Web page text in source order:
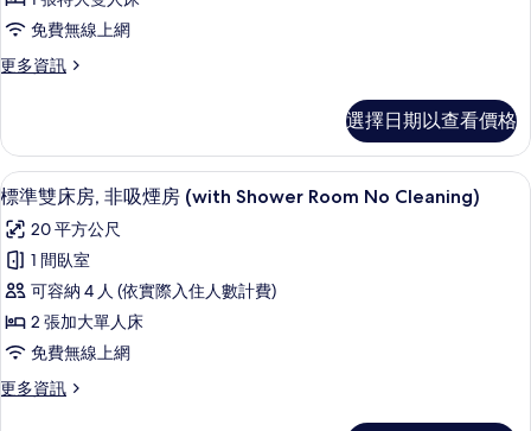
的
所
有
片
Room,
No
Cleaning)
吸
房
King,
with
Showe,No
Cleaning)
的
所
有
相
片
免費無線上網
更多資訊
更
非
吸
煙
(Moderate
King,
with
Showe,No
Cleaning)
的
詳
情
選擇日期以查看價格
顯
示
標
準
雙
床
非
11
標準雙床房, 非吸煙房 (with Shower Room No Cleaning)
20 平方公尺
1 間臥室
可容納 4 人 (依實際入住人數計費)
2 張加大單人床
免費無線上網
更多資訊
更